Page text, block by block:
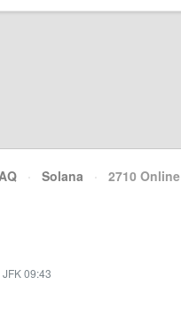
· Solana · 2710 Online
JFK 09:43